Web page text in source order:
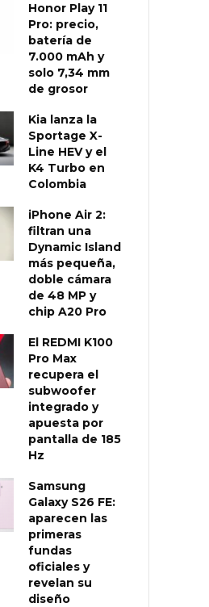
Honor Play 11
Pro: precio,
batería de
7.000 mAh y
solo 7,34 mm
de grosor
Kia lanza la
Sportage X-
Line HEV y el
K4 Turbo en
Colombia
iPhone Air 2:
filtran una
Dynamic Island
más pequeña,
doble cámara
de 48 MP y
chip A20 Pro
El REDMI K100
Pro Max
recupera el
subwoofer
integrado y
apuesta por
pantalla de 185
Hz
Samsung
Galaxy S26 FE:
aparecen las
primeras
fundas
oficiales y
revelan su
diseño